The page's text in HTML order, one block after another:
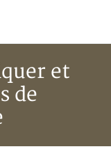
et
de